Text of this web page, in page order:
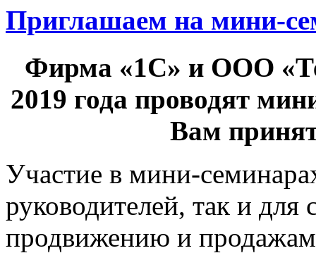
Приглашаем на мини-
Фирма «1С» и ООО
2019 года проводят
Вам
Участие в мини-
руководителей, так и
продвижению и